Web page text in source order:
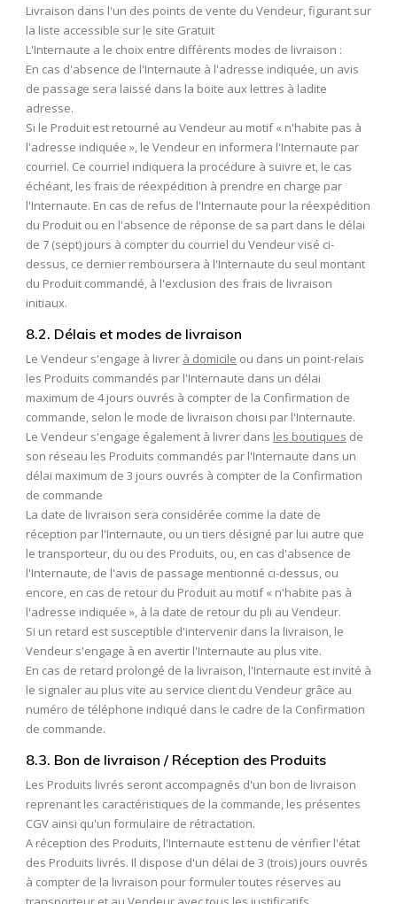
Livraison dans l'un des points de vente du Vendeur, figurant sur
la liste accessible sur le site Gratuit
L'Internaute a le choix entre différents modes de livraison :
En cas d'absence de l'Internaute à l'adresse indiquée, un avis
de passage sera laissé dans la boite aux lettres à ladite
adresse.
Si le Produit est retourné au Vendeur au motif « n'habite pas à
l'adresse indiquée », le Vendeur en informera l'Internaute par
courriel. Ce courriel indiquera la procédure à suivre et, le cas
échéant, les frais de réexpédition à prendre en charge par
l'Internaute. En cas de refus de l'Internaute pour la réexpédition
du Produit ou en l'absence de réponse de sa part dans le délai
de 7 (sept) jours à compter du courriel du Vendeur visé ci-
dessus, ce dernier remboursera à l'Internaute du seul montant
du Produit commandé, à l'exclusion des frais de livraison
initiaux.
8.2. Délais et modes de livraison
Le Vendeur s'engage à livrer à domicile ou dans un point-relais
les Produits commandés par l'Internaute dans un délai
maximum de 4 jours ouvrés à compter de la Confirmation de
commande, selon le mode de livraison choisi par l'Internaute.
Le Vendeur s'engage également à livrer dans les boutiques de
son réseau les Produits commandés par l'Internaute dans un
délai maximum de 3 jours ouvrés à compter de la Confirmation
de commande
La date de livraison sera considérée comme la date de
réception par l'Internaute, ou un tiers désigné par lui autre que
le transporteur, du ou des Produits, ou, en cas d'absence de
l'Internaute, de l'avis de passage mentionné ci-dessus, ou
encore, en cas de retour du Produit au motif « n'habite pas à
l'adresse indiquée », à la date de retour du pli au Vendeur.
Si un retard est susceptible d'intervenir dans la livraison, le
Vendeur s'engage à en avertir l'Internaute au plus vite.
En cas de retard prolongé de la livraison, l'Internaute est invité à
le signaler au plus vite au service client du Vendeur grâce au
numéro de téléphone indiqué dans le cadre de la Confirmation
de commande.
8.3. Bon de livraison / Réception des Produits
Les Produits livrés seront accompagnés d'un bon de livraison
reprenant les caractéristiques de la commande, les présentes
CGV ainsi qu'un formulaire de rétractation.
A réception des Produits, l'Internaute est tenu de vérifier l'état
des Produits livrés. Il dispose d'un délai de 3 (trois) jours ouvrés
à compter de la livraison pour formuler toutes réserves au